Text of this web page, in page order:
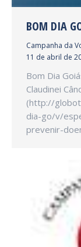
BOM DIA
Campanha da
11 de abril de
Bom Dia
Claudinei
(http://
dia-go/v/
prevenir-